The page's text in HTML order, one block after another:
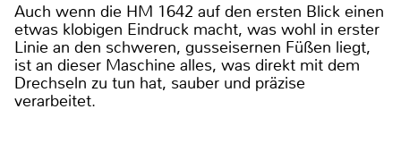
Auch wenn die HM 1642 auf den ersten Blick einen
etwas klobigen Eindruck macht, was wohl in erster
Linie an den schweren, gusseisernen Füßen liegt,
ist an dieser Maschine alles, was direkt mit dem
Drechseln zu tun hat, sauber und präzise
verarbeitet.